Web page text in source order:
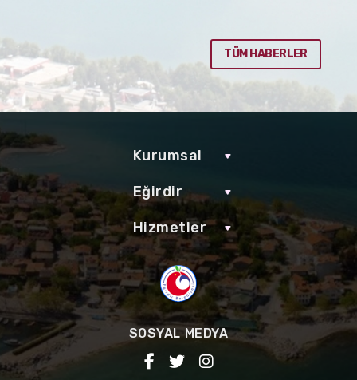
TÜM HABERLER
Kurumsal
Eğirdir
Hizmetler
SOSYAL MEDYA